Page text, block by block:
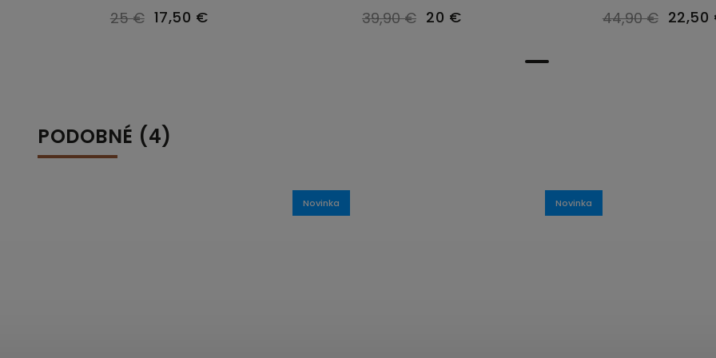
25 € 17,50 € 39,90 € 20 € 44,90 € 22,50
PODOBNÉ (4)
Novinka Novinka